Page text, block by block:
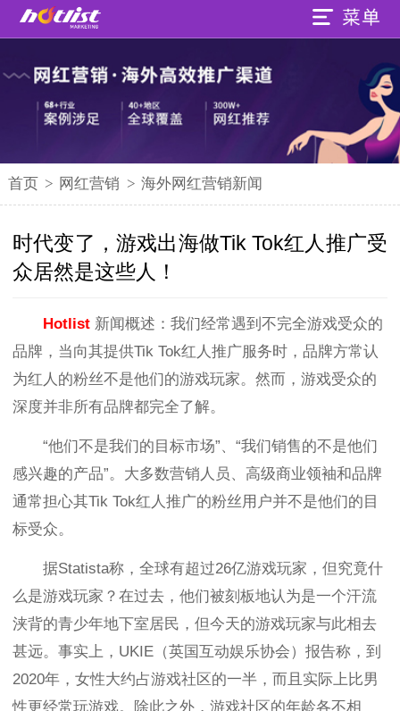
首页 > 网红营销 > 海外网红营销新闻
时代变了，游戏出海做Tik Tok红人推广受
众居然是这些人！
Hotlist 新闻概述： 我们经常遇到不完全游戏受众的
品牌，当向其提供Tik Tok红人推广服务时，品牌方常认
为红人的粉丝不是他们的游戏玩家。然而，游戏受众的
深度并非所有品牌都完全了解。
“他们不是我们的目标市场”、“我们销售的不是他们
感兴趣的产品”。大多数营销人员、高级商业领袖和品牌
通常担心其Tik Tok红人推广的粉丝用户并不是他们的目
标受众。
据Statista称，全球有超过26亿游戏玩家，但究竟什
么是游戏玩家？在过去，他们被刻板地认为是一个汗流
浃背的青少年地下室居民，但今天的游戏玩家与此相去
甚远。事实上，UKIE（英国互动娱乐协会）报告称，到
2020年，女性大约占游戏社区的一半，而且实际上比男
性更经常玩游戏。除此之外，游戏社区的年龄各不相